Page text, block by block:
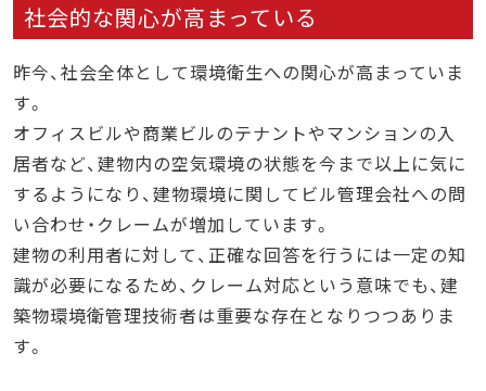
社会的な関心が高まっている
昨今、社会全体として環境衛生への関心が高まっていま
す。
オフィスビルや商業ビルのテナントやマンションの入
居者など、建物内の空気環境の状態を今まで以上に気に
するようになり、建物環境に関してビル管理会社への問
い合わせ・クレームが増加しています。
建物の利用者に対して、正確な回答を行うには一定の知
識が必要になるため、クレーム対応という意味でも、建
築物環境衛管理技術者は重要な存在となりつつありま
す。